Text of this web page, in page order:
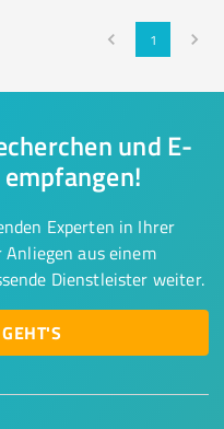
1
und E-
Experten in Ihrer
aus einem
Dienstleister weiter.